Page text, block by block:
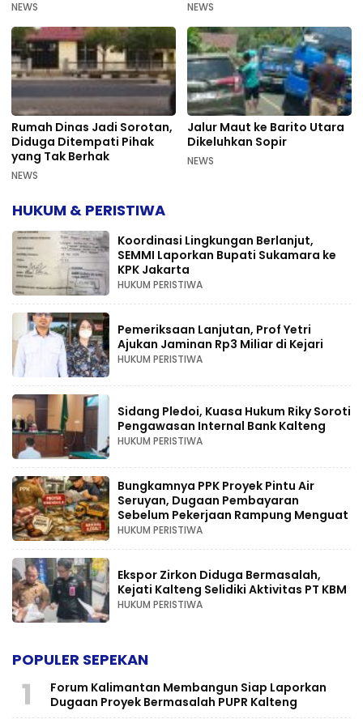
NEWS NEWS
Rumah Dinas Jadi Sorotan,
Diduga Ditempati Pihak
yang Tak Berhak
NEWS
Jalur Maut ke Barito Utara
Dikeluhkan Sopir
NEWS
HUKUM & PERISTIWA
Koordinasi Lingkungan Berlanjut,
SEMMI Laporkan Bupati Sukamara ke
KPK Jakarta
HUKUM PERISTIWA
Pemeriksaan Lanjutan, Prof Yetri
Ajukan Jaminan Rp3 Miliar di Kejari
HUKUM PERISTIWA
Sidang Pledoi, Kuasa Hukum Riky Soroti
Pengawasan Internal Bank Kalteng
HUKUM PERISTIWA
Bungkamnya PPK Proyek Pintu Air
Seruyan, Dugaan Pembayaran
Sebelum Pekerjaan Rampung Menguat
HUKUM PERISTIWA
Ekspor Zirkon Diduga Bermasalah,
Kejati Kalteng Selidiki Aktivitas PT KBM
HUKUM PERISTIWA
POPULER SEPEKAN
1
Forum Kalimantan Membangun Siap Laporkan
Dugaan Proyek Bermasalah PUPR Kalteng